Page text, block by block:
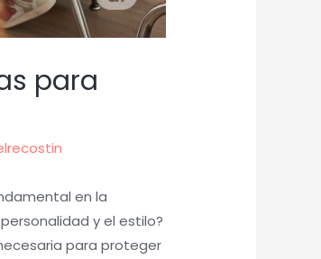
para
en la
y el estilo?
para proteger